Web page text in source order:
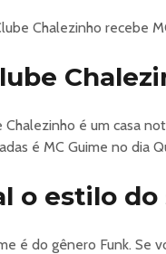
Chalezinho recebe
Chalezinho é um casa
é MC Guime no dia
o estilo do
é do gênero Funk. Se